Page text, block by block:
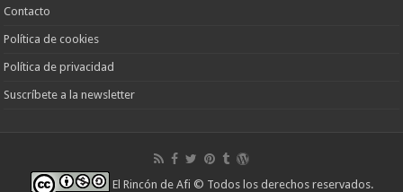
Contacto
Política de cookies
Política de privacidad
Suscríbete a la newsletter
El Rincón de Afi © Todos los derechos reservados.